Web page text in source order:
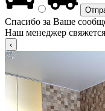
Спасибо за Ваше
Наш менеджер